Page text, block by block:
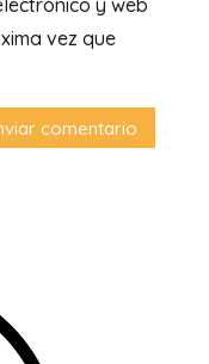
y web
vez que